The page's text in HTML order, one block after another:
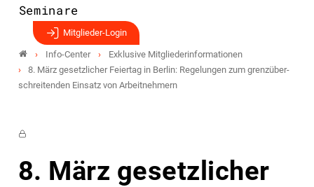
Seminare
Mitglieder-Login
Info-Center
Exklusive Mitgliederinformationen
8. März gesetzlicher Feiertag in Berlin: Regelungen zum grenz­über­
schreitenden Einsatz von Arbeit­nehmern
8. März gesetzlicher